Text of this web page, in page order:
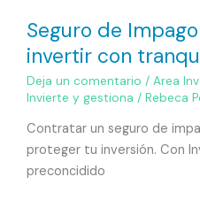
Seguro de
invertir con
Deja un comentario / Area
Invierte y gestiona / Rebeca
Contratar un seguro de
proteger tu inversión. Con
preconcidido